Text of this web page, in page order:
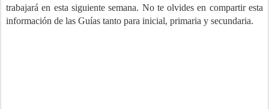
trabajará en esta siguiente semana. No te olvides en compartir esta
información de las Guías tanto para inicial, primaria y secundaria.